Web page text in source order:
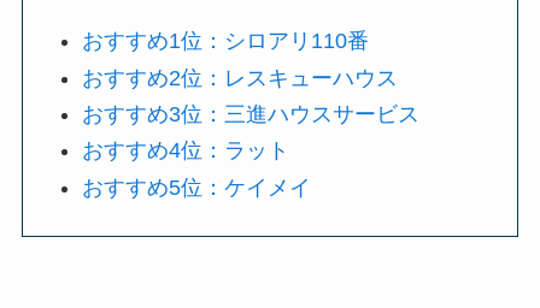
おすすめ1位：シロアリ110番
おすすめ2位：レスキューハウス
おすすめ3位：三進ハウスサービス
おすすめ4位：ラット
おすすめ5位：ケイメイ